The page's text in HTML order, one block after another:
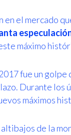
el mercado
máximo
fue un
Durante los
máximos
de la